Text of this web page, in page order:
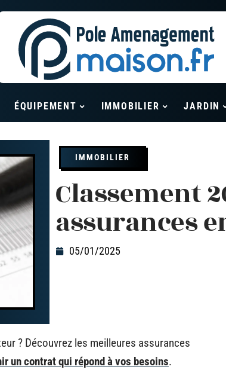
ÉQUIPEMENT IMMOBILIER JARDIN
IMMOBILIER
Classement
assurances
05/01/2025
? Découvrez les meilleures assurances
un contrat qui répond à vos besoins.